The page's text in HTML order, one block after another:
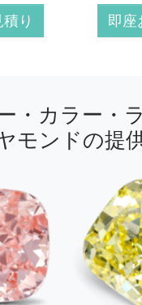
り 即座
・カラー・
モンドの提